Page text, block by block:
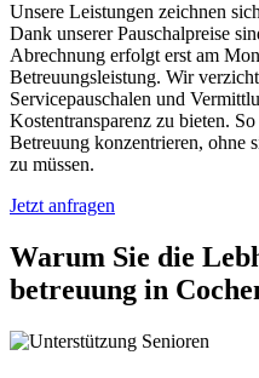
Unsere Leistungen zeichnen
Dank unserer Pauschalpreise
Abrechnung erfolgt erst am
Betreuungsleistung. Wir
Servicepauschalen und
Kostentransparenz zu bieten.
Betreuung konzentrieren, ohne
zu müssen.
Jetzt anfragen
Warum Sie die
betreuung in